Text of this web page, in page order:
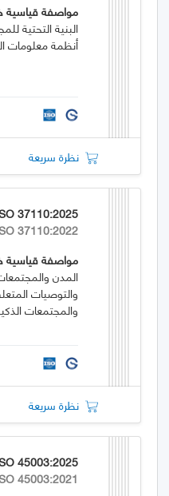
مواصفة قياسية
البنية التحتية
أنظمة معلومات
نظرة سريعة
37110:2025
37110:2022
مواصفة قياسية
المدن
والتوصيات
والمجتمعات
نظرة سريعة
45003:2025
45003:2021